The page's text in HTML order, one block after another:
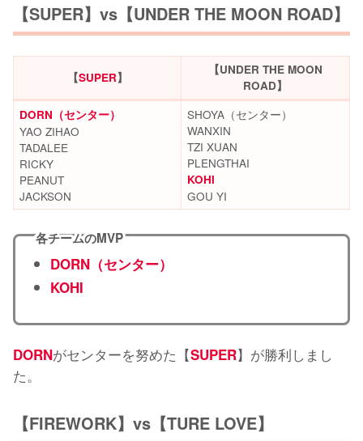
【SUPER】vs【UNDER THE MOON ROAD】
【SUPER】
【UNDER THE MOON
ROAD】
DORN（センター）
YAO ZIHAO
TADALEE
RICKY
PEANUT
JACKSON
SHOYA（センター）
WANXIN
TZI XUAN
PLENGTHAI
KOHI
GOU YI
各チームのMVP
DORN（センター）
KOHI
DORNがセンターを努めた【SUPER】が勝利しまし
た。
【FIREWORK】vs【TURE LOVE】